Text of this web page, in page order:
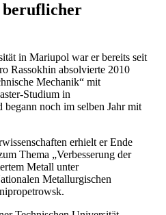
beruflicher
in Mariupol war er bereits seit
Rassokhin absolvierte 2010
Mechanik“ mit
Studium in
begann noch im selben Jahr mit
erhielt er Ende
Thema „Verbesserung der
Metall unter
Metallurgischen